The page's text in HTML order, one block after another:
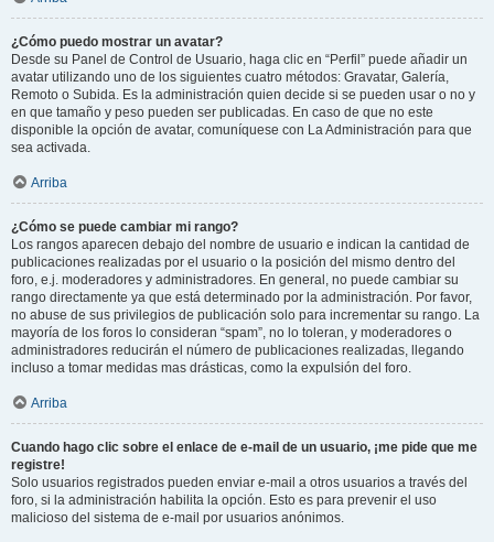
¿Cómo puedo mostrar un avatar?
Desde su Panel de Control de Usuario, haga clic en “Perfil” puede añadir un
avatar utilizando uno de los siguientes cuatro métodos: Gravatar, Galería,
Remoto o Subida. Es la administración quien decide si se pueden usar o no y
en que tamaño y peso pueden ser publicadas. En caso de que no este
disponible la opción de avatar, comuníquese con La Administración para que
sea activada.
Arriba
¿Cómo se puede cambiar mi rango?
Los rangos aparecen debajo del nombre de usuario e indican la cantidad de
publicaciones realizadas por el usuario o la posición del mismo dentro del
foro, e.j. moderadores y administradores. En general, no puede cambiar su
rango directamente ya que está determinado por la administración. Por favor,
no abuse de sus privilegios de publicación solo para incrementar su rango. La
mayoría de los foros lo consideran “spam”, no lo toleran, y moderadores o
administradores reducirán el número de publicaciones realizadas, llegando
incluso a tomar medidas mas drásticas, como la expulsión del foro.
Arriba
Cuando hago clic sobre el enlace de e-mail de un usuario, ¡me pide que me
registre!
Solo usuarios registrados pueden enviar e-mail a otros usuarios a través del
foro, si la administración habilita la opción. Esto es para prevenir el uso
malicioso del sistema de e-mail por usuarios anónimos.